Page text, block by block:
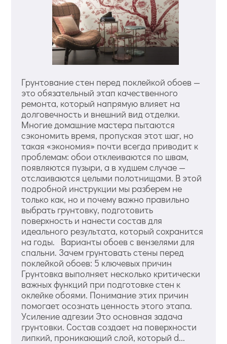
Грунтование стен перед поклейкой обоев —
это обязательный этап качественного
ремонта, который напрямую влияет на
долговечность и внешний вид отделки.
Многие домашние мастера пытаются
сэкономить время, пропуская этот шаг, но
такая «экономия» почти всегда приводит к
проблемам: обои отклеиваются по швам,
появляются пузыри, а в худшем случае —
отслаиваются целыми полотнищами. В этой
подробной инструкции мы разберем не
только как, но и почему важно правильно
выбрать грунтовку, подготовить
поверхность и нанести состав для
идеального результата, который сохранится
на годы. Варианты обоев с вензелями для
спальни. Зачем грунтовать стены перед
поклейкой обоев: 5 ключевых причин
Грунтовка выполняет несколько критически
важных функций при подготовке стен к
оклейке обоями. Понимание этих причин
помогает осознать ценность этого этапа.
Усиление адгезии Это основная задача
грунтовки. Состав создает на поверхности
липкий, проникающий слой, который d...